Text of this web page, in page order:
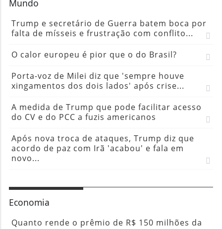
Mundo
Trump e secretário de Guerra batem boca por
falta de mísseis e frustração com conflito...
O calor europeu é pior que o do Brasil?
Porta-voz de Milei diz que 'sempre houve
xingamentos dos dois lados' após crise...
A medida de Trump que pode facilitar acesso
do CV e do PCC a fuzis americanos
Após nova troca de ataques, Trump diz que
acordo de paz com Irã 'acabou' e fala em
novo...
Economia
Quanto rende o prêmio de R$ 150 milhões da